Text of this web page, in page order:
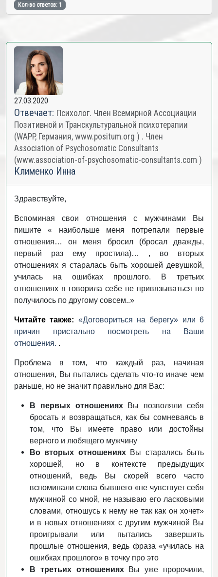
Кол-во ответов: 1
27.03.2020
Отвечает: Психолог. Член Всемирной Ассоциации
Позитивной и Транскультуральной психотерапии
(WAPP, Германия, www.positum.org ) . Член
Association of Psychosomatic Consultants
(www.association-of-psychosomatic-consultants.com )
Клименко Инна
Здравствуйте,
Вспоминая свои отношения с мужчинами Вы
пишите « наибольше меня потрепали первые
отношения… он меня бросил (бросал дважды,
первый раз ему простила)… , во вторых
отношениях я старалась быть хорошей девушкой,
училась на ошибках прошлого. В третьих
отношениях я говорила себе не привязываться но
получилось по другому совсем..»
Читайте также: «Договориться на берегу» или 6
причин пристально посмотреть на Ваши
отношения. .
Проблема в том, что каждый раз, начиная
отношения, Вы пытались сделать что-то иначе чем
раньше, но не значит правильно для Вас:
В первых отношенияхВы позволяли себя
бросать и возвращаться, как бы сомневаясь в
том, что Вы имеете право или достойны
верного и любящего мужчину
Во вторых отношенияхВы старались быть
хорошей, но в контексте предыдущих
отношений, ведь Вы скорей всего часто
вспоминали слова бывшего «не чувствует себя
мужчиной со мной, не называю его ласковыми
словами, отношусь к нему не так как он хочет»
и в новых отношениях с другим мужчиной Вы
проигрывали или пытались завершить
прошлые отношения, ведь фраза «училась на
ошибках прошлого» в точку про это
В третьих отношенияхВы уже пророчили,